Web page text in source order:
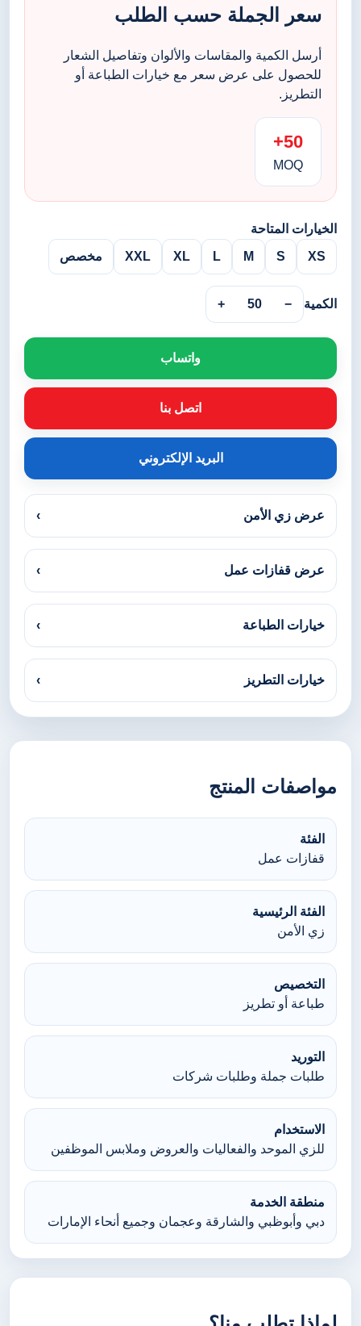
سعر الجملة حسب الطلب
أرسل الكمية والمقاسات والألوان وتفاصيل الشعار
للحصول على عرض سعر مع خيارات الطباعة أو
التطريز.
50+
MOQ
الخيارات المتاحة
XS
S
M
L
XL
XXL مخصص
الكمية −
50
+
واتساب
اتصل بنا
البريد الإلكتروني
عرض زي الأمن ›
عرض قفازات عمل ›
خيارات الطباعة ›
خيارات التطريز ›
مواصفات المنتج
الفئة
قفازات عمل
الفئة الرئيسية
زي الأمن
التخصيص
طباعة أو تطريز
التوريد
طلبات جملة وطلبات شركات
الاستخدام
للزي الموحد والفعاليات والعروض وملابس الموظفين
منطقة الخدمة
دبي وأبوظبي والشارقة وعجمان وجميع أنحاء الإمارات